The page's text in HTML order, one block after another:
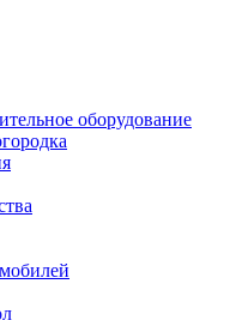
оборудование